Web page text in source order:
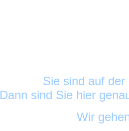
Sie sind auf der
Dann sind Sie hier
Wir